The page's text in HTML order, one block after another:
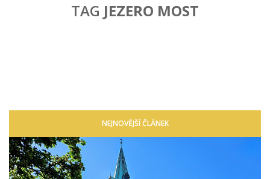
TAG JEZERO MOST
NEJNOVĚJŠÍ ČLÁNEK